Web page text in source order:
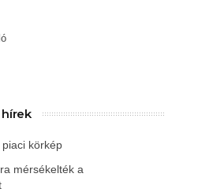
körkép
mérsékelték a